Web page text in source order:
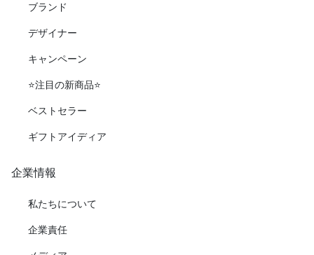
ブランド
デザイナー
キャンペーン
⭐️注目の新商品⭐️
ベストセラー
ギフトアイディア
企業情報
私たちについて
企業責任